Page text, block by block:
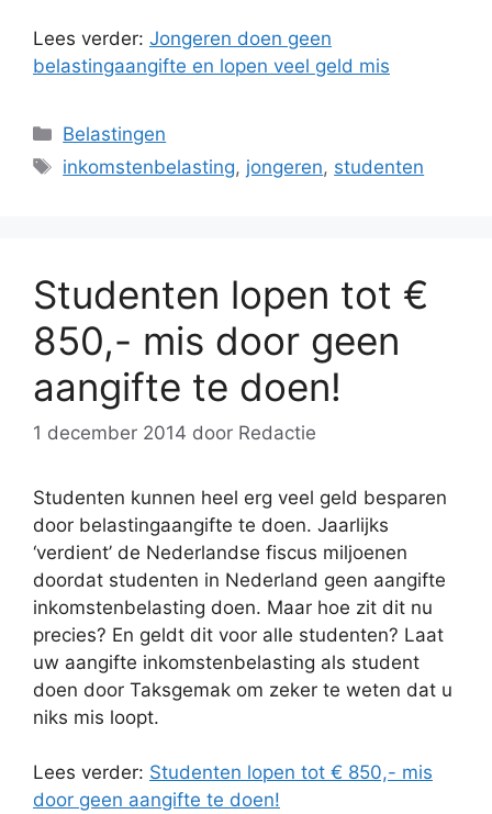
Lees verder: Jongeren doen geen
belastingaangifte en lopen veel geld mis
Categorieën
Belastingen
Tags
inkomstenbelasting, jongeren, studenten
Studenten lopen tot €
850,- mis door geen
aangifte te doen!
1 december 2014 door Redactie
Studenten kunnen heel erg veel geld besparen
door belastingaangifte te doen. Jaarlijks
‘verdient’ de Nederlandse fiscus miljoenen
doordat studenten in Nederland geen aangifte
inkomstenbelasting doen. Maar hoe zit dit nu
precies? En geldt dit voor alle studenten? Laat
uw aangifte inkomstenbelasting als student
doen door Taksgemak om zeker te weten dat u
niks mis loopt.
Lees verder: Studenten lopen tot € 850,- mis
door geen aangifte te doen!